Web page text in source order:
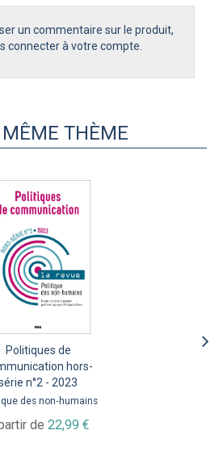
un commentaire sur le produit,
connecter à votre compte.
MÊME THÈME
Politiques de
hors-
n°2 - 2023
des non‑humains
de 22,99 €